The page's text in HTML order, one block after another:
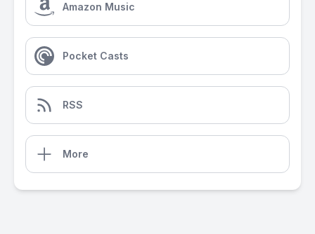
Amazon Music
Pocket Casts
RSS
More